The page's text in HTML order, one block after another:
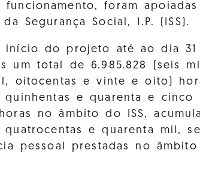
funcionamento, foram
Segurança Social, I.P. (ISS).
início do projeto até ao dia
um total de 6.985.828 (seis
oitocentas e vinte e oito)
quinhentas e quarenta e
no âmbito do ISS,
quatrocentas e quarenta mil,
pessoal prestadas no